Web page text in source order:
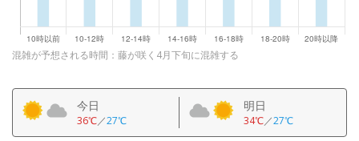
混雑が予想される時間：藤が咲く4月下旬に混雑する
今日
36℃／27℃
明日
34℃／27℃